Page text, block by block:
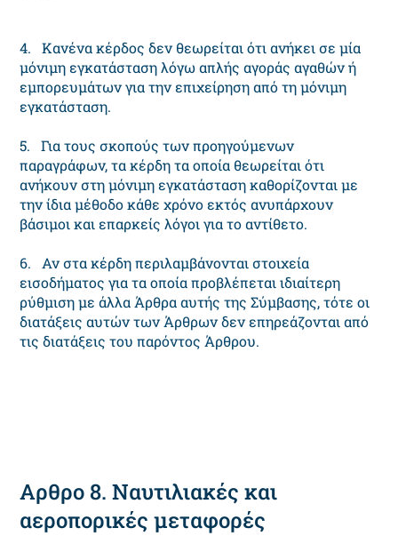
4. Κανένα κέρδος δεν θεωρείται ότι ανήκει σε μία
μόνιμη εγκατάσταση λόγω απλής αγοράς αγαθών ή
εμπορευμάτων για την επιχείρηση από τη μόνιμη
εγκατάσταση.
5. Για τους σκοπούς των προηγούμενων
παραγράφων, τα κέρδη τα οποία θεωρείται ότι
ανήκουν στη μόνιμη εγκατάσταση καθορίζονται με
την ίδια μέθοδο κάθε χρόνο εκτός ανυπάρχουν
βάσιμοι και επαρκείς λόγοι για το αντίθετο.
6. Αν στα κέρδη περιλαμβάνονται στοιχεία
εισοδήματος για τα οποία προβλέπεται ιδιαίτερη
ρύθμιση με άλλα Άρθρα αυτής της Σύμβασης, τότε οι
διατάξεις αυτών των Άρθρων δεν επηρεάζονται από
τις διατάξεις του παρόντος Άρθρου.
Αρθρο 8. Ναυτιλιακές και
αεροπορικές μεταφορές